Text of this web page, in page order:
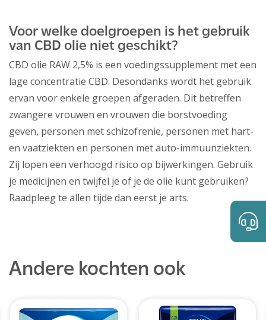
Voor welke doelgroepen is het gebruik
van CBD olie niet geschikt?
CBD olie RAW 2,5% is een voedingssupplement met een
lage concentratie CBD. Desondanks wordt het gebruik
ervan voor enkele groepen afgeraden. Dit betreffen
zwangere vrouwen en vrouwen die borstvoeding
geven, personen met schizofrenie, personen met hart-
en vaatziekten en personen met auto-immuunziekten.
Zij lopen een verhoogd risico op bijwerkingen. Gebruik
je medicijnen en twijfel je of je de olie kunt gebruiken?
Raadpleeg te allen tijde dan eerst je arts.
Andere kochten ook